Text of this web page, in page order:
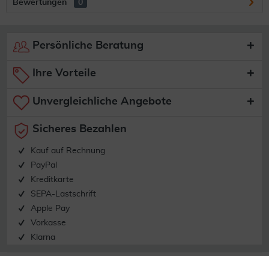
Bewertungen 0
Persönliche Beratung
Ihre Vorteile
Unvergleichliche Angebote
Sicheres Bezahlen
Kauf auf Rechnung
PayPal
Kreditkarte
SEPA-Lastschrift
Apple Pay
Vorkasse
Klarna